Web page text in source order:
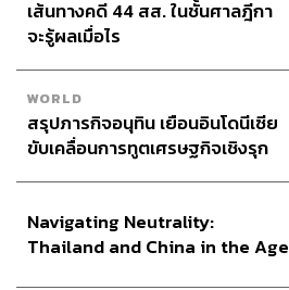
เส้นทางคดี 44 สส. ในชั้นศาลฎีกา
จะรู้ผลเมื่อไร
WORLD
สรุปภารกิจอนุทิน เยือนอินโดนีเซีย
ขับเคลื่อนการทูตเศรษฐกิจเชิงรุก
Navigating Neutrality:
Thailand and China in the Age